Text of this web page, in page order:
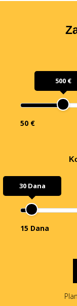
500 €
50 €
30 Dana
15 Dana